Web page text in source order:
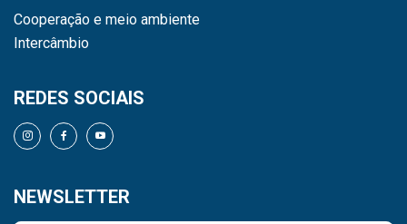
Cooperação e meio ambiente
Intercâmbio
REDES SOCIAIS
NEWSLETTER